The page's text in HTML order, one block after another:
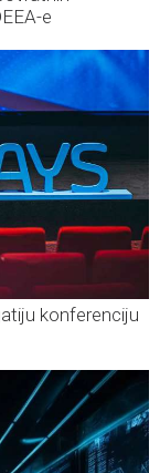
e
konferenciju